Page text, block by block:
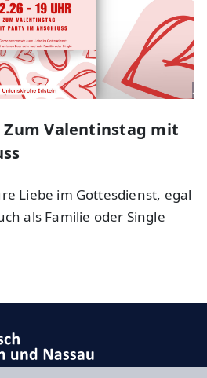
.
Zum Valentinstag mit
Liebe im Gottesdienst, egal
als Familie oder Single